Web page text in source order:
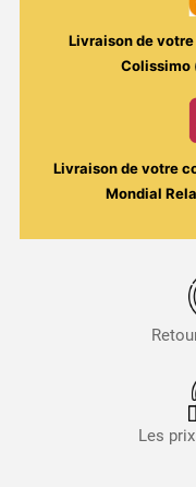
Livraison de
Colissimo
Livraison de votre
Mondial
Les